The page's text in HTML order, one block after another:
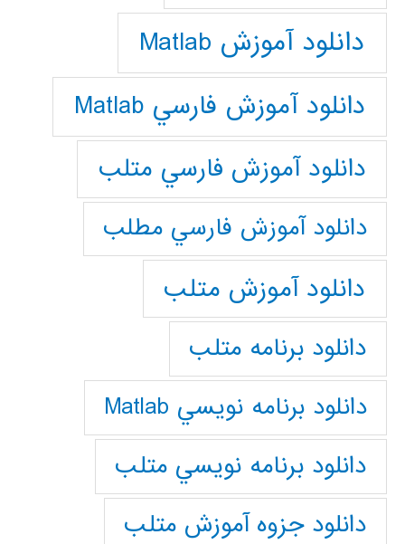
دانلود آموزش Matlab
دانلود آموزش فارسي Matlab
دانلود آموزش فارسي متلب
دانلود آموزش فارسي مطلب
دانلود آموزش متلب
دانلود برنامه متلب
دانلود برنامه نويسي Matlab
دانلود برنامه نويسي متلب
دانلود جزوه آموزش متلب